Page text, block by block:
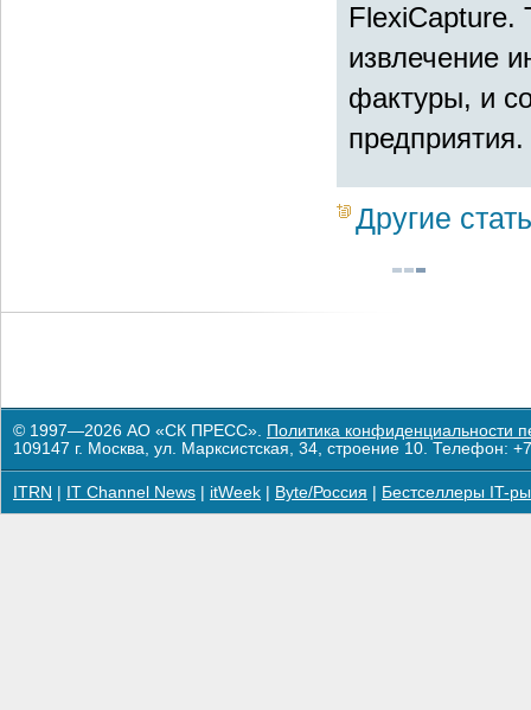
FlexiCapture.
извлечение
фактуры, и
предприятия.
Другие
© 1997—2026 АО «СК ПРЕСС». Политика конфиденциальности
109147 г. Москва, ул. Марксистская, 34, строение 10. Телефон:
ITRN IT Channel News itWeek Byte/Россия Бестселлеры IT-